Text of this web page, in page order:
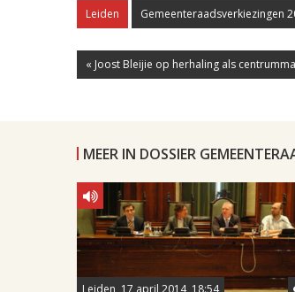
Leiden Gemeenteraadsverkiezingen
« Joost Bleijie op herhaling als
MEER IN DOSSIER
Leiden, 17 april 2014, 18:54